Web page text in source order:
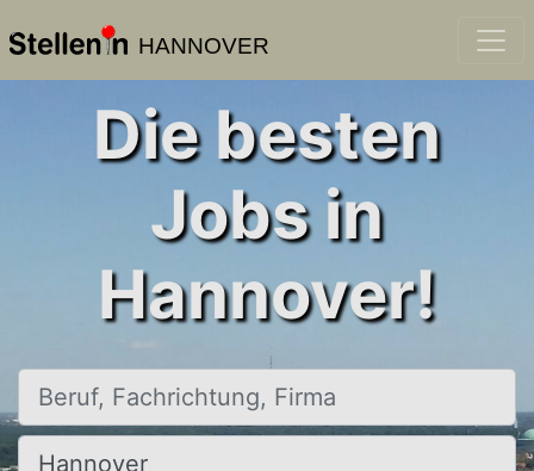
HANNOVER
Die besten
Jobs in
Hannover!
Beruf, Fachrichtung, Firma
Ort, Stadt